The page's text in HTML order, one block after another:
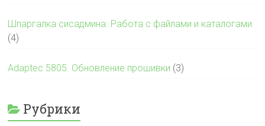
Шпаргалка сисадмина. Работа с файлами и каталогами
(4)
Adaptec 5805. Обновление прошивки (3)
Рубрики